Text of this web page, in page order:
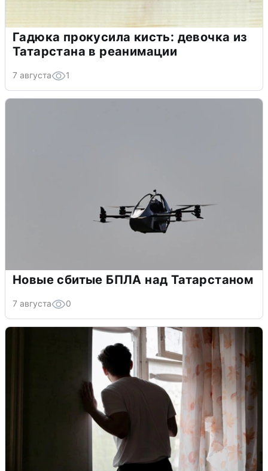
Гадюка прокусила кисть: девочка из
Татарстана в реанимации
7 августа 1
Новые сбитые БПЛА над Татарстаном
7 августа 0